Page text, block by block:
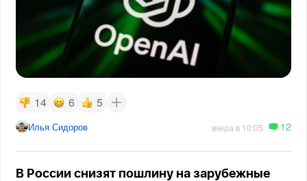
14 6 5
Илья Сидоров вчера в 10:05 12
В России снизят пошлину на зарубежные